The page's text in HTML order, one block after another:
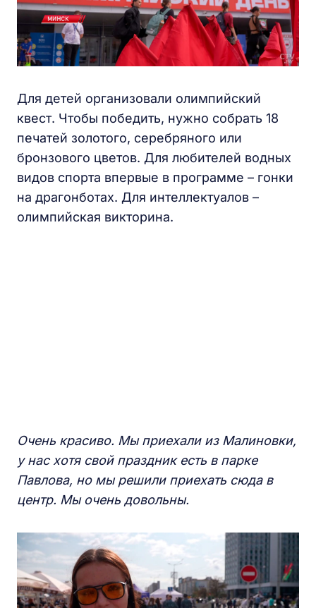
Для детей организовали олимпийский
квест. Чтобы победить, нужно собрать 18
печатей золотого, серебряного или
бронзового цветов. Для любителей водных
видов спорта впервые в программе – гонки
на драгонботах. Для интеллектуалов –
олимпийская викторина.
Очень красиво. Мы приехали из Малиновки,
у нас хотя свой праздник есть в парке
Павлова, но мы решили приехать сюда в
центр. Мы очень довольны.